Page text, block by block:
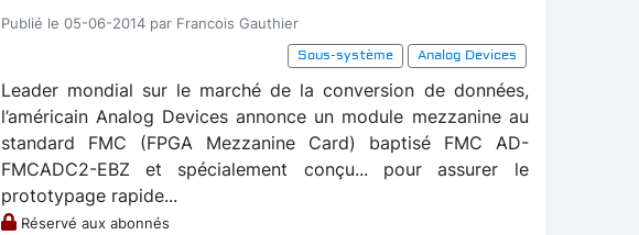
Publié le 05-06-2014 par Francois Gauthier
Sous-système
Analog Devices
Leader mondial sur le marché de la conversion de données,
l’américain Analog Devices annonce un module mezzanine au
standard FMC (FPGA Mezzanine Card) baptisé FMC AD-
FMCADC2-EBZ et spécialement conçu... pour assurer le
prototypage rapide...
Réservé aux abonnés